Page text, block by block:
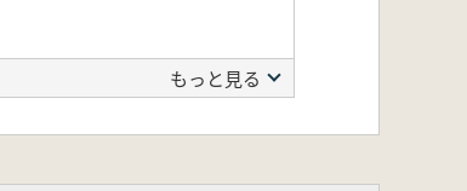
もっと見る